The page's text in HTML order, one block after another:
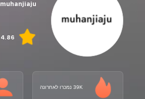
muhanjiaju
4.86
39K נמכרו לאחרונה